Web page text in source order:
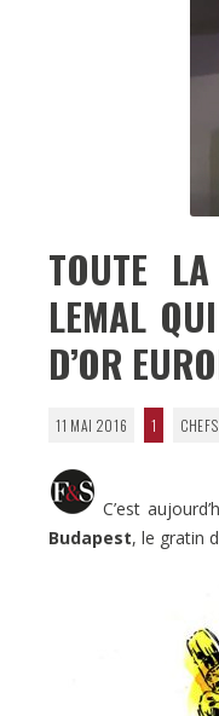
TOUTE
LEMAL
D’OR
11 MAI 2016 1
C’est
Budapest, le gratin